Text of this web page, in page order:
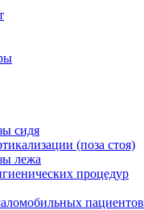
сидя
(поза стоя)
лежа
процедур
пациентов